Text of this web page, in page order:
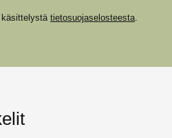
käsittelystä tietosuojaselosteesta.